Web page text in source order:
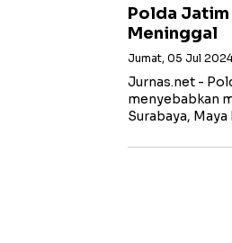
Polda Jatim
Meninggal
Jumat, 05 Jul 2024
Jurnas.net -
menyebabkan
Surabaya,